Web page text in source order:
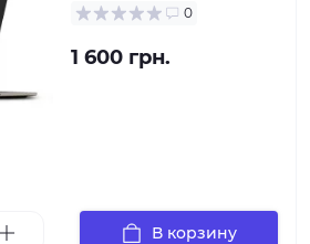
0
1 600 грн.
В корзину